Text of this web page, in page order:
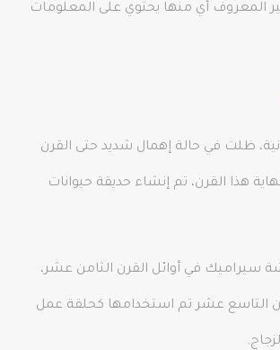
المعروف أي منها يحتوي على المعلومات
ظلت في حالة إهمال شديد حتى القرن
هذا القرن، تم إنشاء حديقة حيوانات
سيراميك في أوائل القرن الثامن عشر،
التاسع عشر تم استخدامها كحلقة عمل